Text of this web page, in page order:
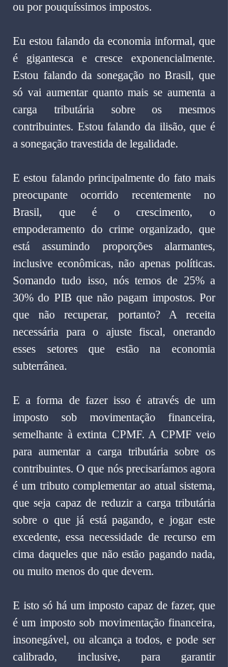
ou por pouquíssimos impostos.
Eu estou falando da economia informal, que
é gigantesca e cresce exponencialmente.
Estou falando da sonegação no Brasil, que
só vai aumentar quanto mais se aumenta a
carga tributária sobre os mesmos
contribuintes. Estou falando da ilisão, que é
a sonegação travestida de legalidade.
E estou falando principalmente do fato mais
preocupante ocorrido recentemente no
Brasil, que é o crescimento, o
empoderamento do crime organizado, que
está assumindo proporções alarmantes,
inclusive econômicas, não apenas políticas.
Somando tudo isso, nós temos de 25% a
30% do PIB que não pagam impostos. Por
que não recuperar, portanto? A receita
necessária para o ajuste fiscal, onerando
esses setores que estão na economia
subterrânea.
E a forma de fazer isso é através de um
imposto sob movimentação financeira,
semelhante à extinta CPMF. A CPMF veio
para aumentar a carga tributária sobre os
contribuintes. O que nós precisaríamos agora
é um tributo complementar ao atual sistema,
que seja capaz de reduzir a carga tributária
sobre o que já está pagando, e jogar este
excedente, essa necessidade de recurso em
cima daqueles que não estão pagando nada,
ou muito menos do que devem.
E isto só há um imposto capaz de fazer, que
é um imposto sob movimentação financeira,
insonegável, ou alcança a todos, e pode ser
calibrado, inclusive, para garantir